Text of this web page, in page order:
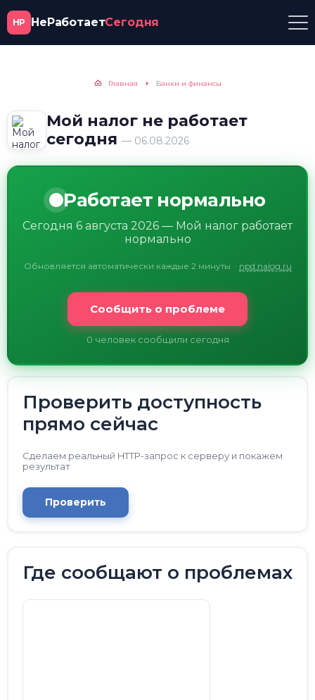
НР НеРаботаетСегодня
Главная Банки и финансы
Мой налог не работает
сегодня — 06.08.2026
Работает нормально
Сегодня 6 августа 2026 — Мой налог работает
нормально
Обновляется автоматически каждые 2 минуты · npd.nalog.ru
Сообщить о проблеме
0 человек сообщили сегодня
Проверить доступность
прямо сейчас
Сделаем реальный HTTP-запрос к серверу и покажем
результат
Проверить
Где сообщают о проблемах